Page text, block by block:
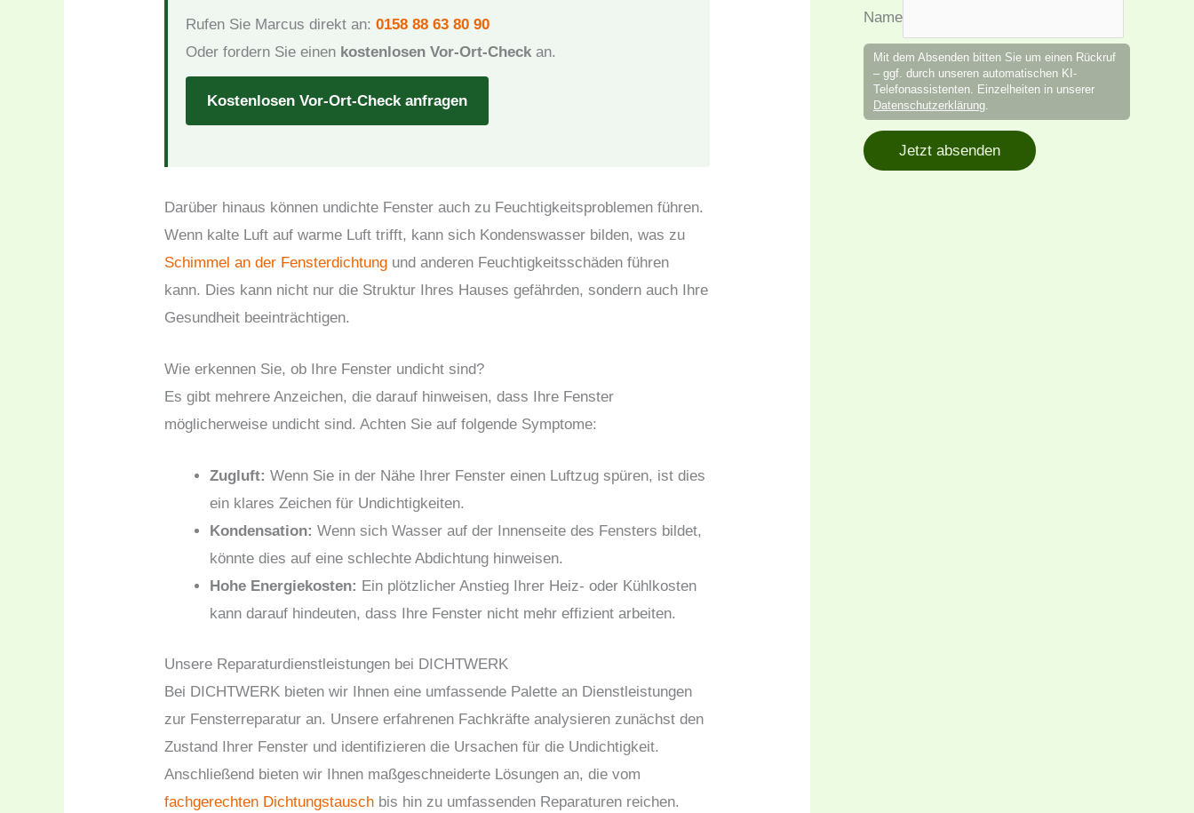
Rufen Sie Marcus direkt an:0158 88 63 80 90
Oder fordern Sie einen kostenlosen Vor-Ort-Check an.
Kostenlosen Vor-Ort-Check anfragen
Darüber hinaus können undichte Fenster auch zu Feuchtigkeitsproblemen führen.
Wenn kalte Luft auf warme Luft trifft, kann sich Kondenswasser bilden, was zu
Schimmel an der Fensterdichtung und anderen Feuchtigkeitsschäden führen
kann. Dies kann nicht nur die Struktur Ihres Hauses gefährden, sondern auch Ihre
Gesundheit beeinträchtigen.
Wie erkennen Sie, ob Ihre Fenster undicht sind?
Es gibt mehrere Anzeichen, die darauf hinweisen, dass Ihre Fenster
möglicherweise undicht sind. Achten Sie auf folgende Symptome:
Zugluft: Wenn Sie in der Nähe Ihrer Fenster einen Luftzug spüren, ist dies
ein klares Zeichen für Undichtigkeiten.
Kondensation: Wenn sich Wasser auf der Innenseite des Fensters bildet,
könnte dies auf eine schlechte Abdichtung hinweisen.
Hohe Energiekosten: Ein plötzlicher Anstieg Ihrer Heiz- oder Kühlkosten
kann darauf hindeuten, dass Ihre Fenster nicht mehr effizient arbeiten.
Unsere Reparaturdienstleistungen bei DICHTWERK
Bei DICHTWERK bieten wir Ihnen eine umfassende Palette an Dienstleistungen
zur Fensterreparatur an. Unsere erfahrenen Fachkräfte analysieren zunächst den
Zustand Ihrer Fenster und identifizieren die Ursachen für die Undichtigkeit.
Anschließend bieten wir Ihnen maßgeschneiderte Lösungen an, die vom
fachgerechten Dichtungstausch bis hin zu umfassenden Reparaturen reichen.
Name
Mit dem Absenden bitten Sie um einen Rückruf
– ggf. durch unseren automatischen KI-
Telefonassistenten. Einzelheiten in unserer
Datenschutzerklärung.
Jetzt absenden